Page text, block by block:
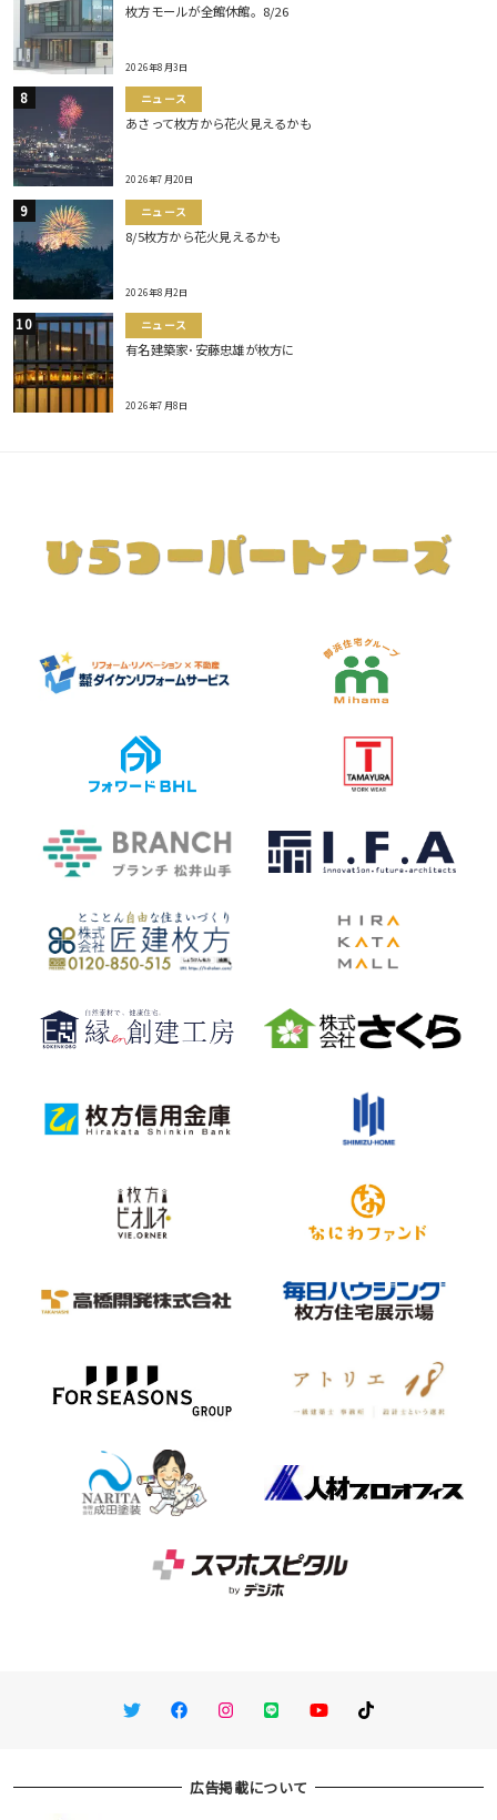
枚方モールが全館休館。8/26
2026年8月3日
ニュース
あさって枚方から花火見えるかも
2026年7月20日
ニュース
8/5枚方から花火見えるかも
2026年8月2日
ニュース
有名建築家･安藤忠雄が枚方に
2026年7月8日
TwitterFacebookInstagram
LINE You TubeTikTok
広告掲載について